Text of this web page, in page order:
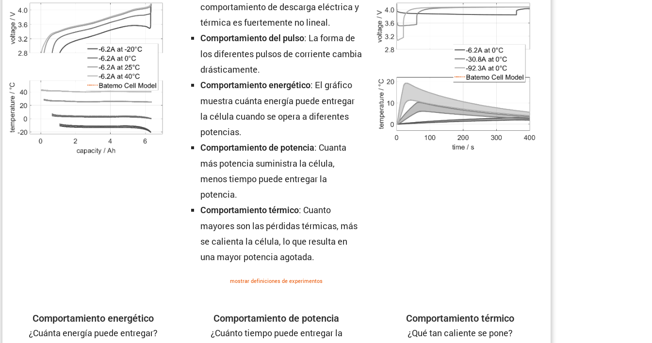
compor­ta­miento de descarga eléctrica y
térmica es fuerte­mente no lineal.
Compor­ta­miento del pulso: La forma de
los diferentes pulsos de corriente cambia
drásticamente.
Compor­ta­miento energé­tico: El gráfico
muestra cuánta energía puede entregar
la célula cuando se opera a diferentes
potencias.
Compor­ta­miento de potencia: Cuanta
más potencia suministra la célula,
menos tiempo puede entregar la
potencia.
Compor­ta­miento térmico: Cuanto
mayores son las pérdidas térmicas, más
se calienta la célula, lo que resulta en
una mayor potencia agotada.
mostrar defini­ciones de experi­mentos
Compor­ta­miento energético
¿Cuánta energía puede entregar?
Compor­ta­miento de potencia
¿Cuánto tiempo puede entregar la
Compor­ta­miento térmico
¿Qué tan caliente se pone?